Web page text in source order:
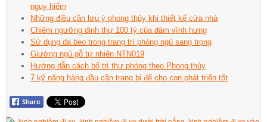
nguy hiểm
Những điều cần lưu ý phong thủy khi thiết kế cửa nhà
Chiêm ngưỡng dinh thự 100 tỷ của đàm vĩnh hưng
Sử dụng da beo trong trang trí phòng ngủ sang trọng
Giường ngủ gỗ tự nhiên NTN019
Hướng dẫn cách bố trí thư phòng theo Phong thủy
7 kỹ năng hàng đầu cần trang bị để cho con phát triển tốt